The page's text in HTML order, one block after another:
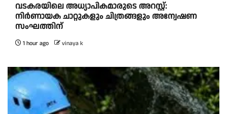
വടകരയിലെ അധ്യാപികമാരുടെ അറസ്റ്റ്:
നിർണായക ചാറ്റുകളും ചിത്രങ്ങളും അന്വേഷണ
സംഘത്തിന്
1 hour ago vinaya k